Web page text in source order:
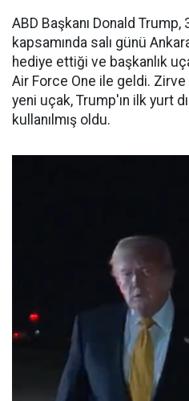
ABD Başkanı Donald Trump,
kapsamında salı günü
hediye ettiği ve başkanlık
Air Force One ile geldi.
yeni uçak, Trump'ın ilk yurt
kullanılmış oldu.